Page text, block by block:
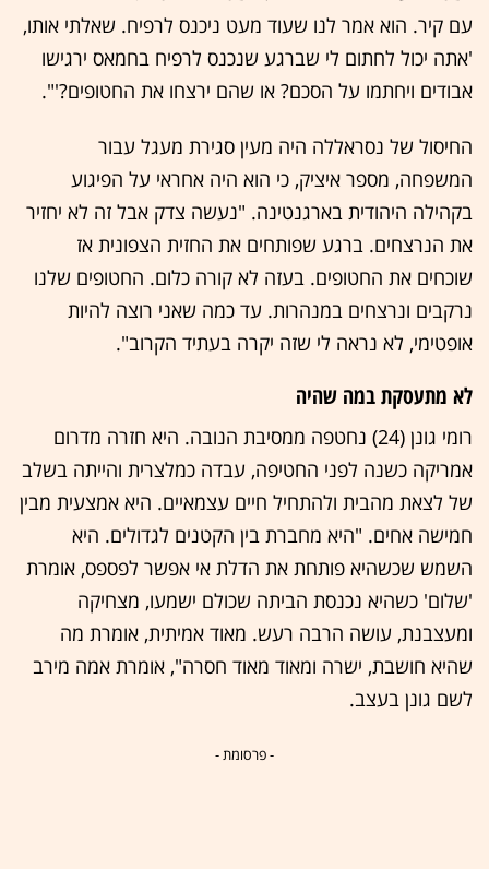
עם קיר. הוא אמר לנו שעוד מעט ניכנס לרפיח. שאלתי אותו,
'אתה יכול לחתום לי שברגע שנכנס לרפיח בחמאס ירגישו
אבודים ויחתמו על הסכם? או שהם ירצחו את החטופים?'".
החיסול של נסראללה היה מעין סגירת מעגל עבור
המשפחה, מספר איציק, כי הוא היה אחראי על הפיגוע
בקהילה היהודית בארגנטינה. "נעשה צדק אבל זה לא יחזיר
את הנרצחים. ברגע שפותחים את החזית הצפונית אז
שוכחים את החטופים. בעזה לא קורה כלום. החטופים שלנו
נרקבים ונרצחים במנהרות. עד כמה שאני רוצה להיות
אופטימי, לא נראה לי שזה יקרה בעתיד הקרוב".
לא מתעסקת במה שהיה
רומי גונן (24) נחטפה ממסיבת הנובה. היא חזרה מדרום
אמריקה כשנה לפני החטיפה, עבדה כמלצרית והייתה בשלב
של לצאת מהבית ולהתחיל חיים עצמאיים. היא אמצעית מבין
חמישה אחים. "היא מחברת בין הקטנים לגדולים. היא
השמש שכשהיא פותחת את הדלת אי אפשר לפספס, אומרת
'שלום' כשהיא נכנסת הביתה שכולם ישמעו, מצחיקה
ומעצבנת, עושה הרבה רעש. מאוד אמיתית, אומרת מה
שהיא חושבת, ישרה ומאוד מאוד חסרה", אומרת אמה מירב
לשם גונן בעצב.
- פרסומת -